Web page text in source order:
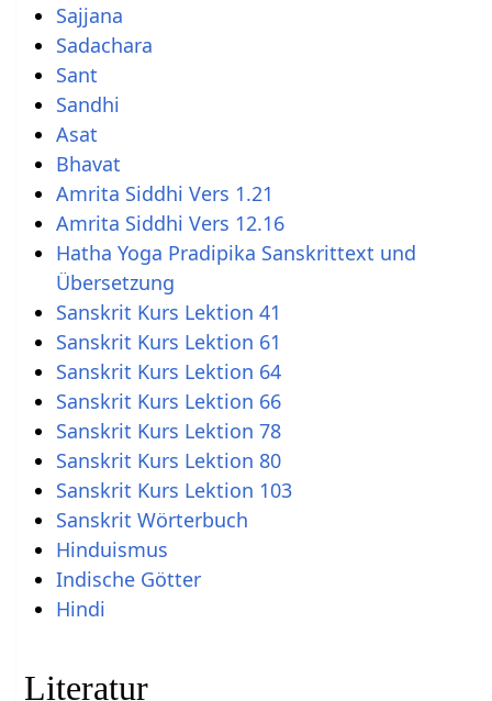
Sajjana
Sadachara
Sant
Sandhi
Asat
Bhavat
Amrita Siddhi Vers 1.21
Amrita Siddhi Vers 12.16
Hatha Yoga Pradipika Sanskrittext und
Übersetzung
Sanskrit Kurs Lektion 41
Sanskrit Kurs Lektion 61
Sanskrit Kurs Lektion 64
Sanskrit Kurs Lektion 66
Sanskrit Kurs Lektion 78
Sanskrit Kurs Lektion 80
Sanskrit Kurs Lektion 103
Sanskrit Wörterbuch
Hinduismus
Indische Götter
Hindi
Literatur